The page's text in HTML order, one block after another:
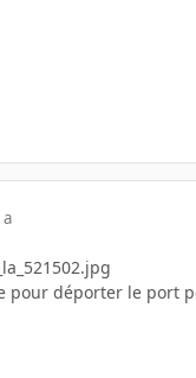
a
pour déporter le port